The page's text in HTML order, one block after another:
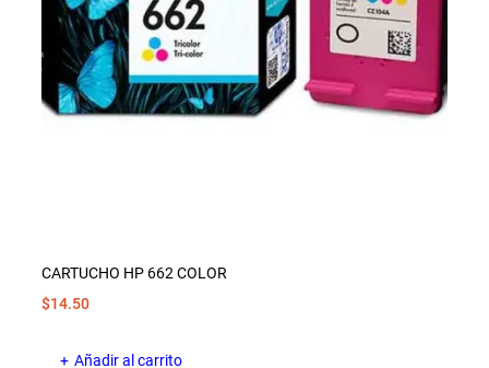
CARTUCHO HP 662 COLOR
$14.50
Añadir al carrito